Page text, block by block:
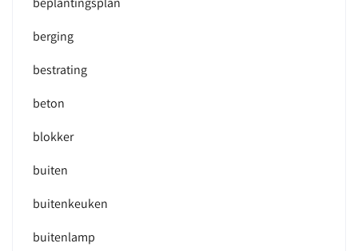
berging
bestrating
beton
blokker
buiten
buitenkeuken
buitenlamp